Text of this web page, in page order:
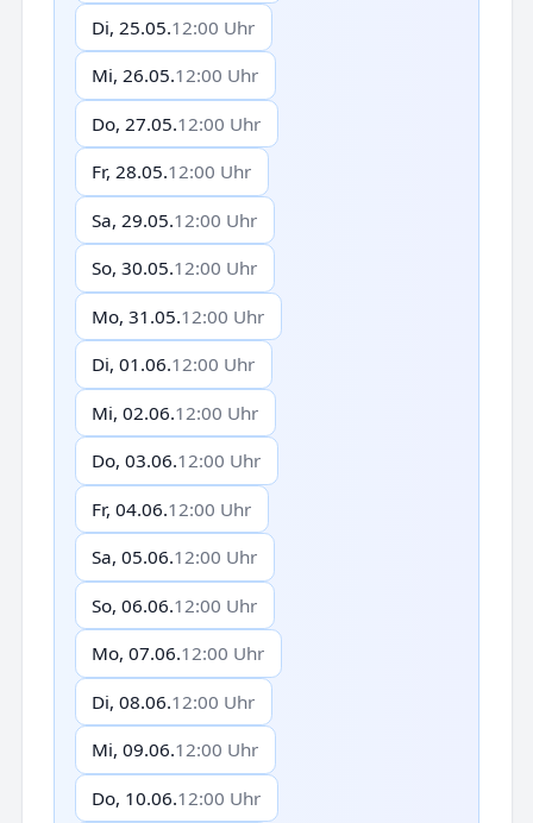
Di, 25.05.12:00 Uhr
Mi, 26.05.12:00 Uhr
Do, 27.05.12:00 Uhr
Fr, 28.05.12:00 Uhr
Sa, 29.05.12:00 Uhr
So, 30.05.12:00 Uhr
Mo, 31.05.12:00 Uhr
Di, 01.06.12:00 Uhr
Mi, 02.06.12:00 Uhr
Do, 03.06.12:00 Uhr
Fr, 04.06.12:00 Uhr
Sa, 05.06.12:00 Uhr
So, 06.06.12:00 Uhr
Mo, 07.06.12:00 Uhr
Di, 08.06.12:00 Uhr
Mi, 09.06.12:00 Uhr
Do, 10.06.12:00 Uhr